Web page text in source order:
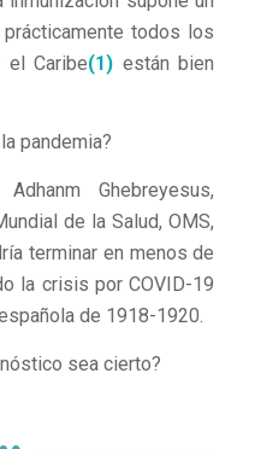
todos los
el Caribe(1) están bien
pandemia?
Ghebreyesus,
de la Salud, OMS,
terminar en menos de
la crisis por COVID-19
de 1918-1920.
sea cierto?